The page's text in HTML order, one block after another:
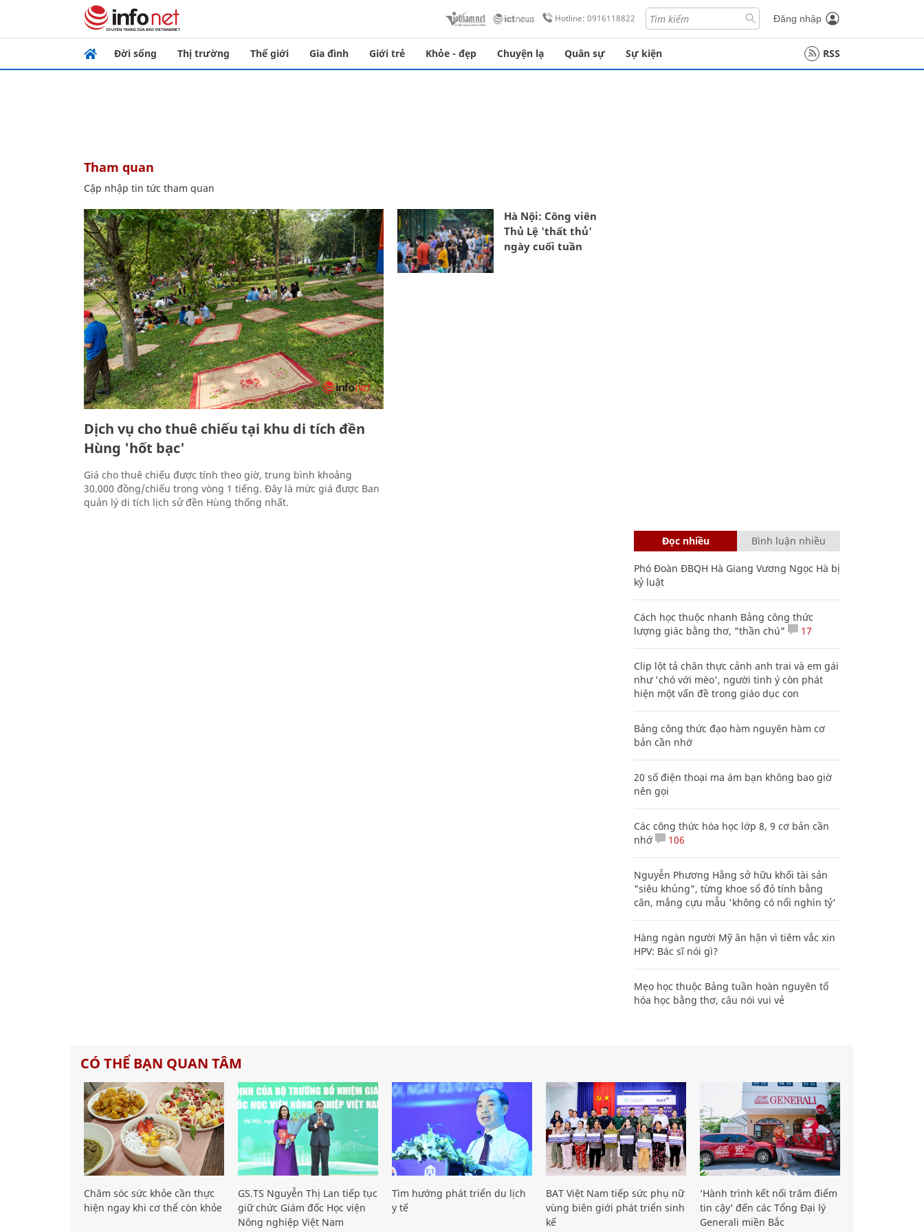
Hotline: 0916118822 Đăng nhập
Đời sống Thị trường Thế giới Gia đình Giới trẻ Khỏe - đẹp Chuyện lạ Quân sự Sự kiện RSS
tham quan
Cập nhập tin tức tham quan
Dịch vụ cho thuê chiếu tại khu di tích đền
Hùng 'hốt bạc'
Giá cho thuê chiếu được tính theo giờ, trung bình khoảng
30.000 đồng/chiếu trong vòng 1 tiếng. Đây là mức giá được Ban
quản lý di tích lịch sử đền Hùng thống nhất.
Hà Nội: Công viên
Thủ Lệ 'thất thủ'
ngày cuối tuần
Đọc nhiều Bình luận nhiều
Phó Đoàn ĐBQH Hà Giang Vương Ngọc Hà bị
kỷ luật
Cách học thuộc nhanh Bảng công thức
lượng giác bằng thơ, "thần chú"
17
Clip lột tả chân thực cảnh anh trai và em gái
như 'chó với mèo', người tinh ý còn phát
hiện một vấn đề trong giáo dục con
Bảng công thức đạo hàm nguyên hàm cơ
bản cần nhớ
20 số điện thoại ma ám bạn không bao giờ
nên gọi
Các công thức hóa học lớp 8, 9 cơ bản cần
nhớ
106
Nguyễn Phương Hằng sở hữu khối tài sản
"siêu khủng", từng khoe sổ đỏ tính bằng
cân, mắng cựu mẫu 'không có nổi nghìn tỷ'
Hàng ngàn người Mỹ ân hận vì tiêm vắc xin
HPV: Bác sĩ nói gì?
Mẹo học thuộc Bảng tuần hoàn nguyên tố
hóa học bằng thơ, câu nói vui vẻ
CÓ THỂ BẠN QUAN TÂM
Chăm sóc sức khỏe cần thực
hiện ngay khi cơ thể còn khỏe
GS.TS Nguyễn Thị Lan tiếp tục
giữ chức Giám đốc Học viện
Nông nghiệp Việt Nam
Tìm hướng phát triển du lịch
y tế
BAT Việt Nam tiếp sức phụ nữ
vùng biên giới phát triển sinh
kế
‘Hành trình kết nối trăm điểm
tin cậy’ đến các Tổng Đại lý
Generali miền Bắc